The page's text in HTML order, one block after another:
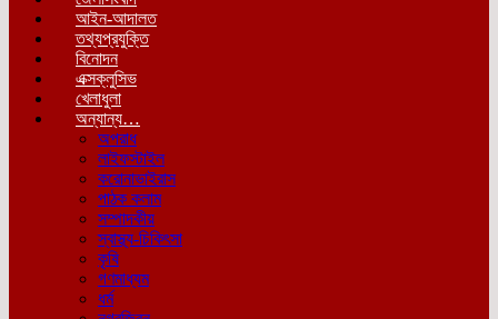
আইন-আদালত
তথ্যপ্রযুক্তি
বিনোদন
এক্সক্লুসিভ
খেলাধুলা
অন্যান্য…
অপরাধ
লাইফস্টাইল
করোনাভাইরাস
পাঠক কলাম
সম্পাদকীয়
স্বাস্থ্য-চিকিৎসা
কৃষি
গণমাধ্যম
ধর্ম